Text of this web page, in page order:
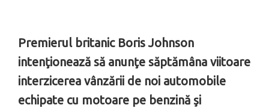
Premierul britanic Boris Johnson
intenţionează să anunţe săptămâna viitoare
interzicerea vânzării de noi automobile
echipate cu motoare pe benzină şi